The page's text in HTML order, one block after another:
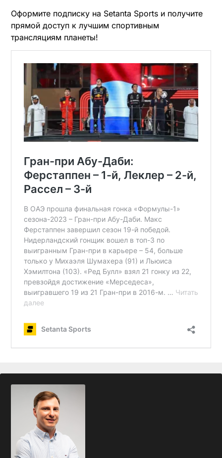
Оформите подписку на Setanta Sports и получите
прямой доступ к лучшим спортивным
трансляциям планеты!